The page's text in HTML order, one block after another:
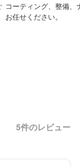
コーティング、整備
お任せください。
5件のレビュー